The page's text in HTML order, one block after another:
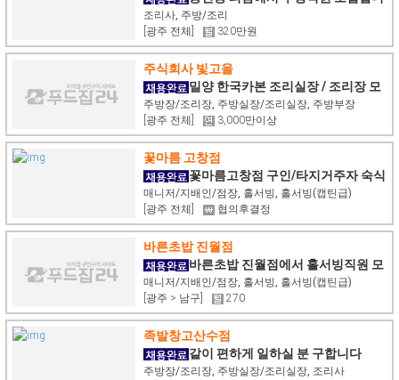
다
조리사, 주방/조리
[광주 전체]
320만원
주식회사 빛고을
밀양 한국카본 조리실장 / 조리장 모
집합니다.
주방장/조리장, 주방실장/조리실장, 주방부장
[광주 전체]
3,000만이상
꽃마름 고창점
꽃마름고창점 구인/타지거주자 숙식
제공/ 오래일하실분 구합니다
매니저/지배인/점장, 홀서빙, 홀서빙(캡틴급)
[광주 전체]
협의후결정
바른초밥 진월점
바른초밥 진월점에서 홀서빙직원 모
십니다.
매니저/지배인/점장, 홀서빙, 홀서빙(캡틴급)
[광주 > 남구]
270
족발창고산수점
같이 편하게 일하실 분 구합니다
주방장/조리장, 주방실장/조리실장, 조리사